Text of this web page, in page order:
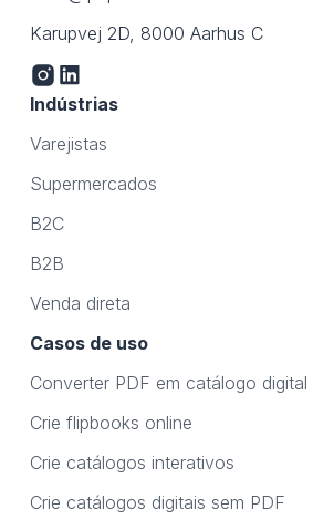
Karupvej 2D, 8000 Aarhus C
Indústrias
Varejistas
Supermercados
B2C
B2B
Venda direta
Casos de uso
Converter PDF em catálogo digital
Crie flipbooks online
Crie catálogos interativos
Crie catálogos digitais sem PDF